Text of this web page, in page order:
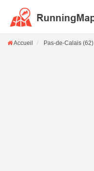
Accueil Pas-de-Calais (62)